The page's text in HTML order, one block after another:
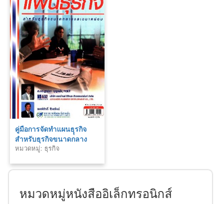
คู่มือการจัดทำแผนธุุรกิจ
สำหรับธุรกิจขนาดกลาง
และขนาดย่อม (NEW)
หมวดหมู่: ธุรกิจ
หมวดหมู่หนังสืออิเล็กทรอนิกส์